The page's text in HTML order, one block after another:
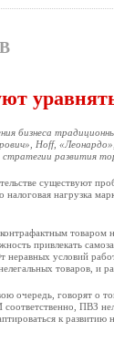
бизнеса
Hoff,
развития
существуют
нагрузка
товаром
привлекать
неравных условий
товаров, и
очередь, говорят о
ПВЗ
к развитию